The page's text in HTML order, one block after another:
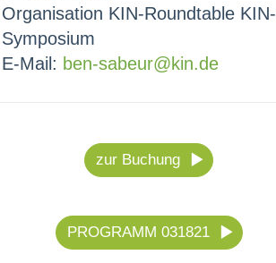
Organisation KIN-Roundtable KIN-
Symposium
E-Mail: ben-sabeur@kin.de
zur Buchung
PROGRAMM 031821